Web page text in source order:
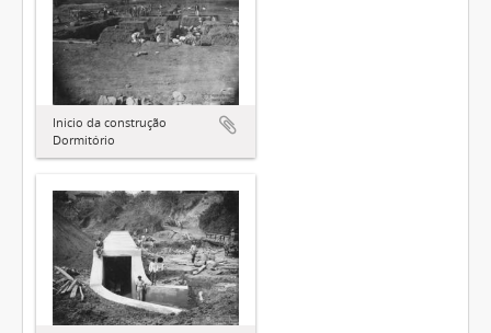
Inicio da construção
Dormitório